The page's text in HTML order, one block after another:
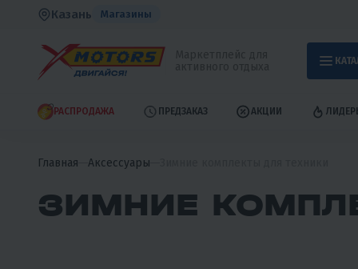
Казань Магазины
РАСПРОДАЖА ПРЕДЗАКАЗ АКЦИИ
Главная Аксессуары
ЗИМНИЕ